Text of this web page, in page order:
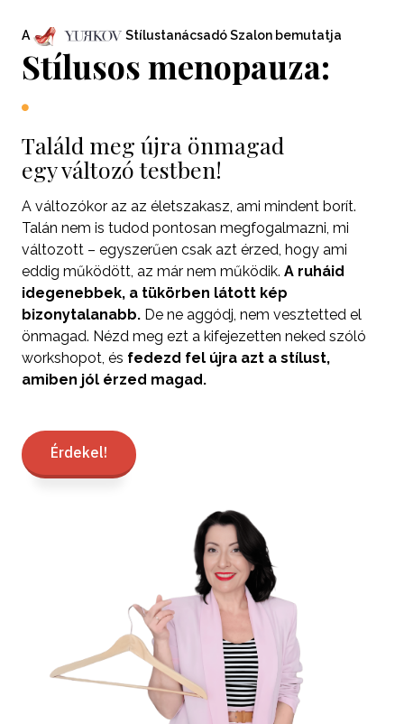
A Stílustanácsadó Szalon bemutatja
Stílusos menopauza:
Találd meg újra önmagad
egy változó testben!
A változókor az az életszakasz, ami mindent borít.
Talán nem is tudod pontosan megfogalmazni, mi
változott – egyszerűen csak azt érzed, hogy ami
eddig működött, az már nem működik. A ruháid
idegenebbek, a tükörben látott kép
bizonytalanabb. De ne aggódj, nem vesztetted el
önmagad. Nézd meg ezt a kifejezetten neked szóló
workshopot, és fedezd fel újra azt a stílust,
amiben jól érzed magad.
Érdekel!